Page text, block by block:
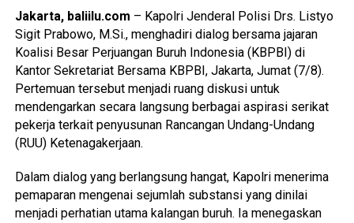
Jakarta, baliilu.com – Kapolri Jenderal Polisi Drs. Listyo
Sigit Prabowo, M.Si., menghadiri dialog bersama jajaran
Koalisi Besar Perjuangan Buruh Indonesia (KBPBI) di
Kantor Sekretariat Bersama KBPBI, Jakarta, Jumat (7/8).
Pertemuan tersebut menjadi ruang diskusi untuk
mendengarkan secara langsung berbagai aspirasi serikat
pekerja terkait penyusunan Rancangan Undang-Undang
(RUU) Ketenagakerjaan.
Dalam dialog yang berlangsung hangat, Kapolri menerima
pemaparan mengenai sejumlah substansi yang dinilai
menjadi perhatian utama kalangan buruh. Ia menegaskan